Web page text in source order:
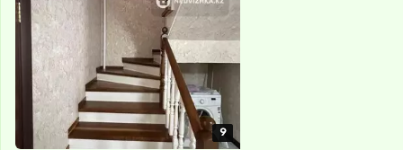
9
9
9
9
9